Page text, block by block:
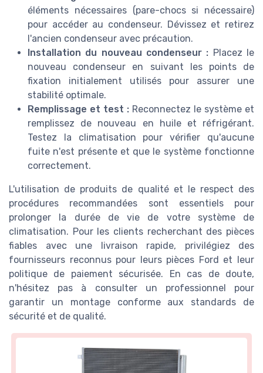
éléments nécessaires (pare-chocs si nécessaire)
pour accéder au condenseur. Dévissez et retirez
l'ancien condenseur avec précaution.
Installation du nouveau condenseur : Placez le
nouveau condenseur en suivant les points de
fixation initialement utilisés pour assurer une
stabilité optimale.
Remplissage et test : Reconnectez le système et
remplissez de nouveau en huile et réfrigérant.
Testez la climatisation pour vérifier qu'aucune
fuite n'est présente et que le système fonctionne
correctement.
L'utilisation de produits de qualité et le respect des
procédures recommandées sont essentiels pour
prolonger la durée de vie de votre système de
climatisation. Pour les clients recherchant des pièces
fiables avec une livraison rapide, privilégiez des
fournisseurs reconnus pour leurs pièces Ford et leur
politique de paiement sécurisée. En cas de doute,
n'hésitez pas à consulter un professionnel pour
garantir un montage conforme aux standards de
sécurité et de qualité.